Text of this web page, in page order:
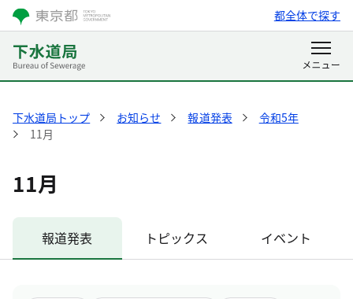
都全体で探す
下水道局トップ お知らせ 報道発表
令和5年
11月
11月
報道発表 トピックス イベント